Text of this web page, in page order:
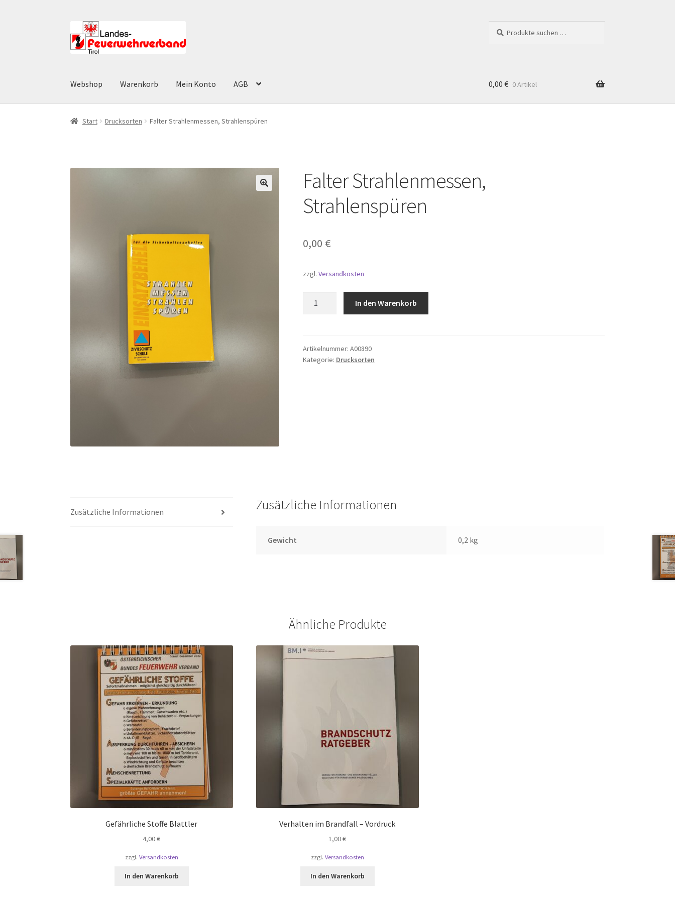
Navigation
springen
Zum
Inhalt
springen
nach:
Webshop Warenkorb Mein Konto AGB
Start AGB Datenschutz Datenschutzerklärung Impressum
0,00 € 0 Artikel
Start Drucksorten Falter Strahlenmessen, Strahlenspüren
Falter Strahlenmessen,
Strahlenspüren
0,00 €
zzgl. Versandkosten
In den Warenkorb
Artikelnummer: A00890
Kategorie: Drucksorten
Zusätzliche Informationen Zusätzliche Informationen
Gewicht 0,2 kg
Ähnliche Produkte
Gefährliche Stoffe Blattler
4,00€
zzgl. Versandkosten
In den Warenkorb
Verhalten im Brandfall – Vordruck
1,00€
zzgl. Versandkosten
In den Warenkorb